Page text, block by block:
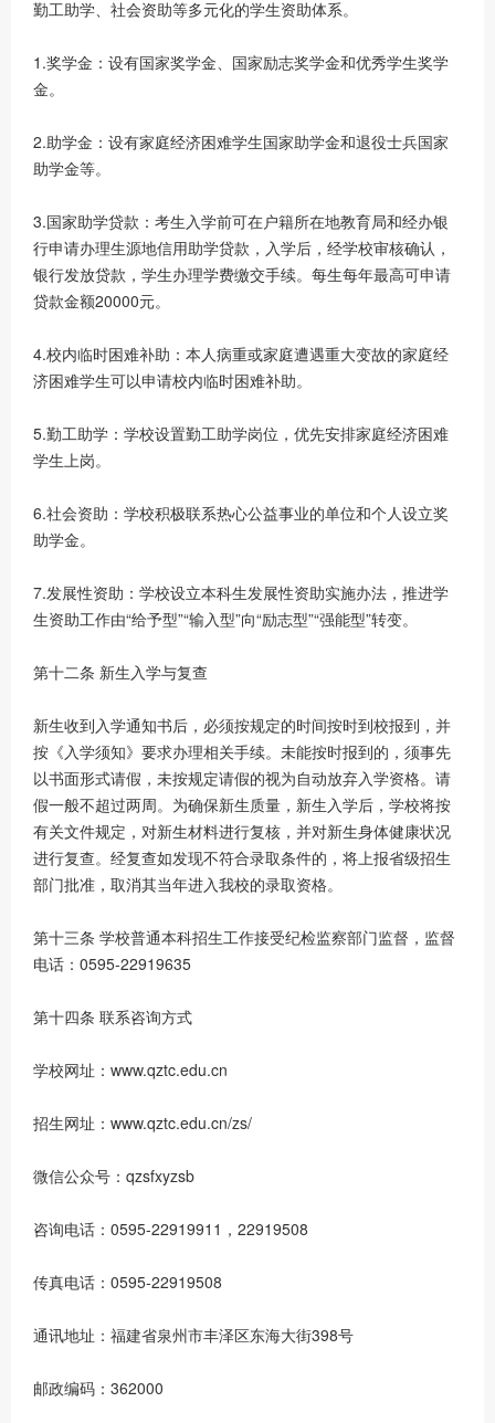
勤工助学、社会资助等多元化的学生资助体系。
1.奖学金：设有国家奖学金、国家励志奖学金和优秀学生奖学
金。
2.助学金：设有家庭经济困难学生国家助学金和退役士兵国家
助学金等。
3.国家助学贷款：考生入学前可在户籍所在地教育局和经办银
行申请办理生源地信用助学贷款，入学后，经学校审核确认，
银行发放贷款，学生办理学费缴交手续。每生每年最高可申请
贷款金额20000元。
4.校内临时困难补助：本人病重或家庭遭遇重大变故的家庭经
济困难学生可以申请校内临时困难补助。
5.勤工助学：学校设置勤工助学岗位，优先安排家庭经济困难
学生上岗。
6.社会资助：学校积极联系热心公益事业的单位和个人设立奖
助学金。
7.发展性资助：学校设立本科生发展性资助实施办法，推进学
生资助工作由“给予型”“输入型”向“励志型”“强能型”转变。
第十二条 新生入学与复查
新生收到入学通知书后，必须按规定的时间按时到校报到，并
按《入学须知》要求办理相关手续。未能按时报到的，须事先
以书面形式请假，未按规定请假的视为自动放弃入学资格。请
假一般不超过两周。为确保新生质量，新生入学后，学校将按
有关文件规定，对新生材料进行复核，并对新生身体健康状况
进行复查。经复查如发现不符合录取条件的，将上报省级招生
部门批准，取消其当年进入我校的录取资格。
第十三条 学校普通本科招生工作接受纪检监察部门监督，监督
电话：0595-22919635
第十四条 联系咨询方式
学校网址：www.qztc.edu.cn
招生网址：www.qztc.edu.cn/zs/
微信公众号：qzsfxyzsb
咨询电话：0595-22919911，22919508
传真电话：0595-22919508
通讯地址：福建省泉州市丰泽区东海大街398号
邮政编码：362000